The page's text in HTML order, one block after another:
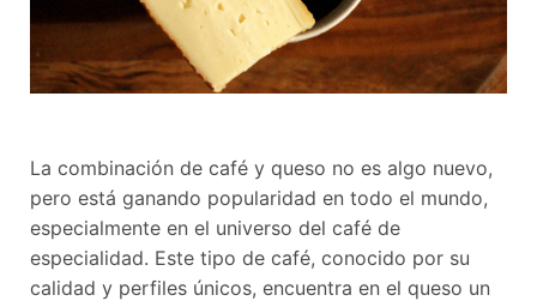
La combinación de café y queso no es algo nuevo,
pero está ganando popularidad en todo el mundo,
especialmente en el universo del café de
especialidad. Este tipo de café, conocido por su
calidad y perfiles únicos, encuentra en el queso un